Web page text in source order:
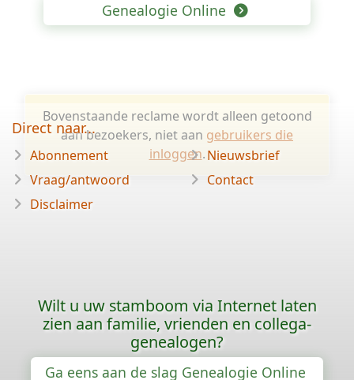
Genealogie Online
Bovenstaande reclame wordt alleen getoond
aan bezoekers, niet aan gebruikers die
inloggen.
Direct naar...
Abonnement
Vraag/antwoord
Disclaimer
Nieuwsbrief
Contact
Wilt u uw stamboom via Internet laten
zien aan familie, vrienden en collega-
genealogen?
Ga eens aan de slag Genealogie Online